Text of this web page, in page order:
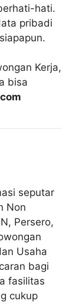
hati.
pribadi
Kerja,
bisa
seputar
Non
Persero,
Usaha
bagi
fasilitas
cukup